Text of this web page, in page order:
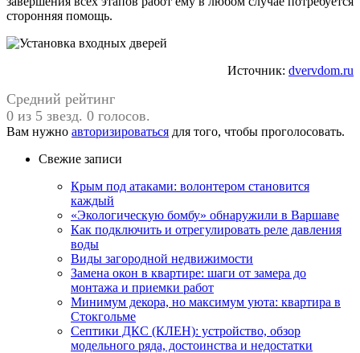
сторонняя помощь.
Источник: dvervdom.ru
Средний рейтинг
0 из 5 звезд. 0 голосов.
Вам нужно авторизироваться для того, чтобы проголосовать.
Свежие записи
Крым под атаками: волонтером становится
каждый
«Экологическую бомбу» обнаружили в Варшаве
Как подключить и отрегулировать реле давления
воды
Виды загородной недвижимости
Замена окон в квартире: шаги от замера до
монтажа и приемки работ
Минимум декора, но максимум уюта: квартира в
Стокгольме
Септики ДКС (КЛЕН): устройство, обзор
модельного ряда, достоинства и недостатки